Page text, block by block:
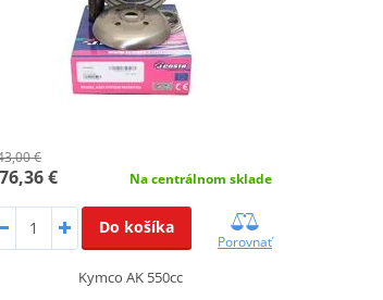
€
€ Na centrálnom sklade
Do košíka
Porovnať
Kymco AK 550cc